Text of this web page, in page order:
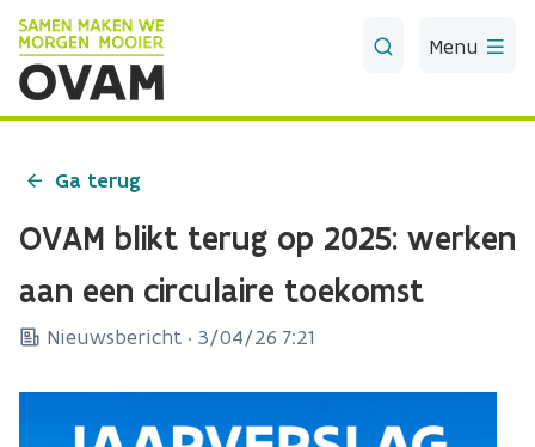
Skip to Main Content
Menu
Ga terug
OVAM blikt terug op 2025: werken
aan een circulaire toekomst
Nieuwsbericht · 3/04/26 7:21